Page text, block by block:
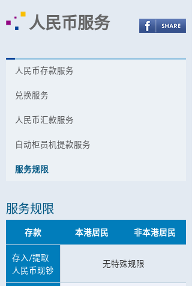
人民币服务
人民币存款服务
兑换服务
人民币汇款服务
自动柜员机提款服务
服务规限
服务规限
存款 本港居民 非本港居民
存入/提取
人民币现钞
无特殊规限